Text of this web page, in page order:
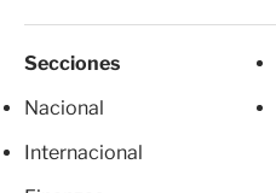
Secciones
Nacional
Internacional